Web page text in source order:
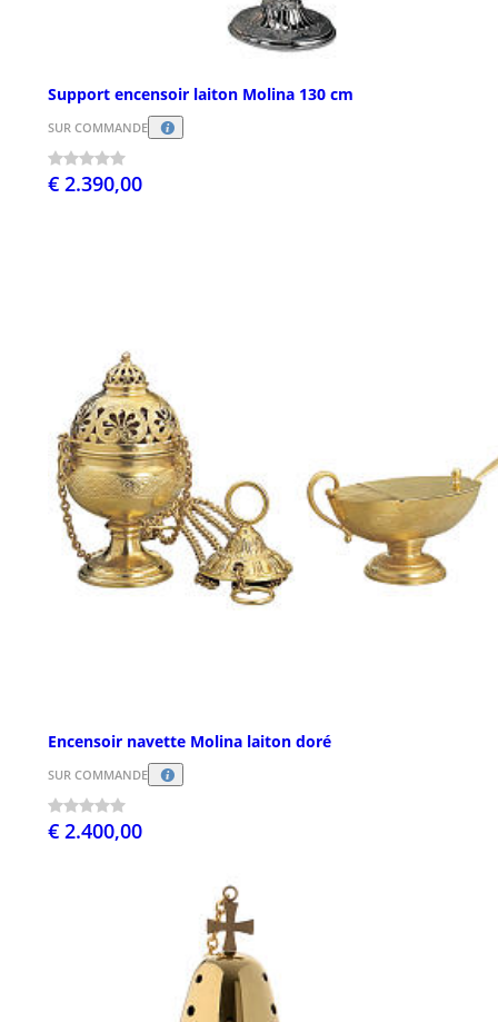
Support encensoir laiton Molina 130 cm
SUR COMMANDE
€ 2.390,00
Encensoir navette Molina laiton doré
SUR COMMANDE
€ 2.400,00